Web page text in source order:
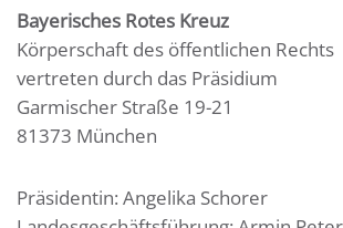
Bayerisches Rotes Kreuz
Körperschaft des öffentlichen Rechts
vertreten durch das Präsidium
Garmischer Straße 19-21
81373 München
Präsidentin: Angelika Schorer